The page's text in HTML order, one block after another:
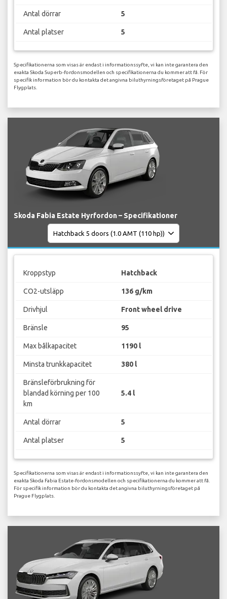
Antal dörrar 5
Antal platser 5
Specifikationerna som visas är endast i informationssyfte, vi kan inte garantera den
exakta Skoda Superb-fordonsmodellen och specifikationerna du kommer att få. För
specifik information bör du kontakta det angivna biluthyrningsföretaget på Prague
Flygplats.
Skoda Fabia Estate Hyrfordon – Specifikationer
Kroppstyp Hatchback
CO2-utsläpp 136 g/km
Drivhjul Front wheel drive
Bränsle 95
Max bålkapacitet 1190 l
Minsta trunkkapacitet 380 l
Bränsleförbrukning för
blandad körning per 100
km
5.4 l
Antal dörrar 5
Antal platser 5
Specifikationerna som visas är endast i informationssyfte, vi kan inte garantera den
exakta Skoda Fabia Estate-fordonsmodellen och specifikationerna du kommer att få.
För specifik information bör du kontakta det angivna biluthyrningsföretaget på
Prague Flygplats.